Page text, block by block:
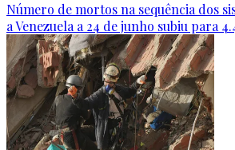
Número de mortos na sequência dos
a Venezuela a 24 de junho subiu para